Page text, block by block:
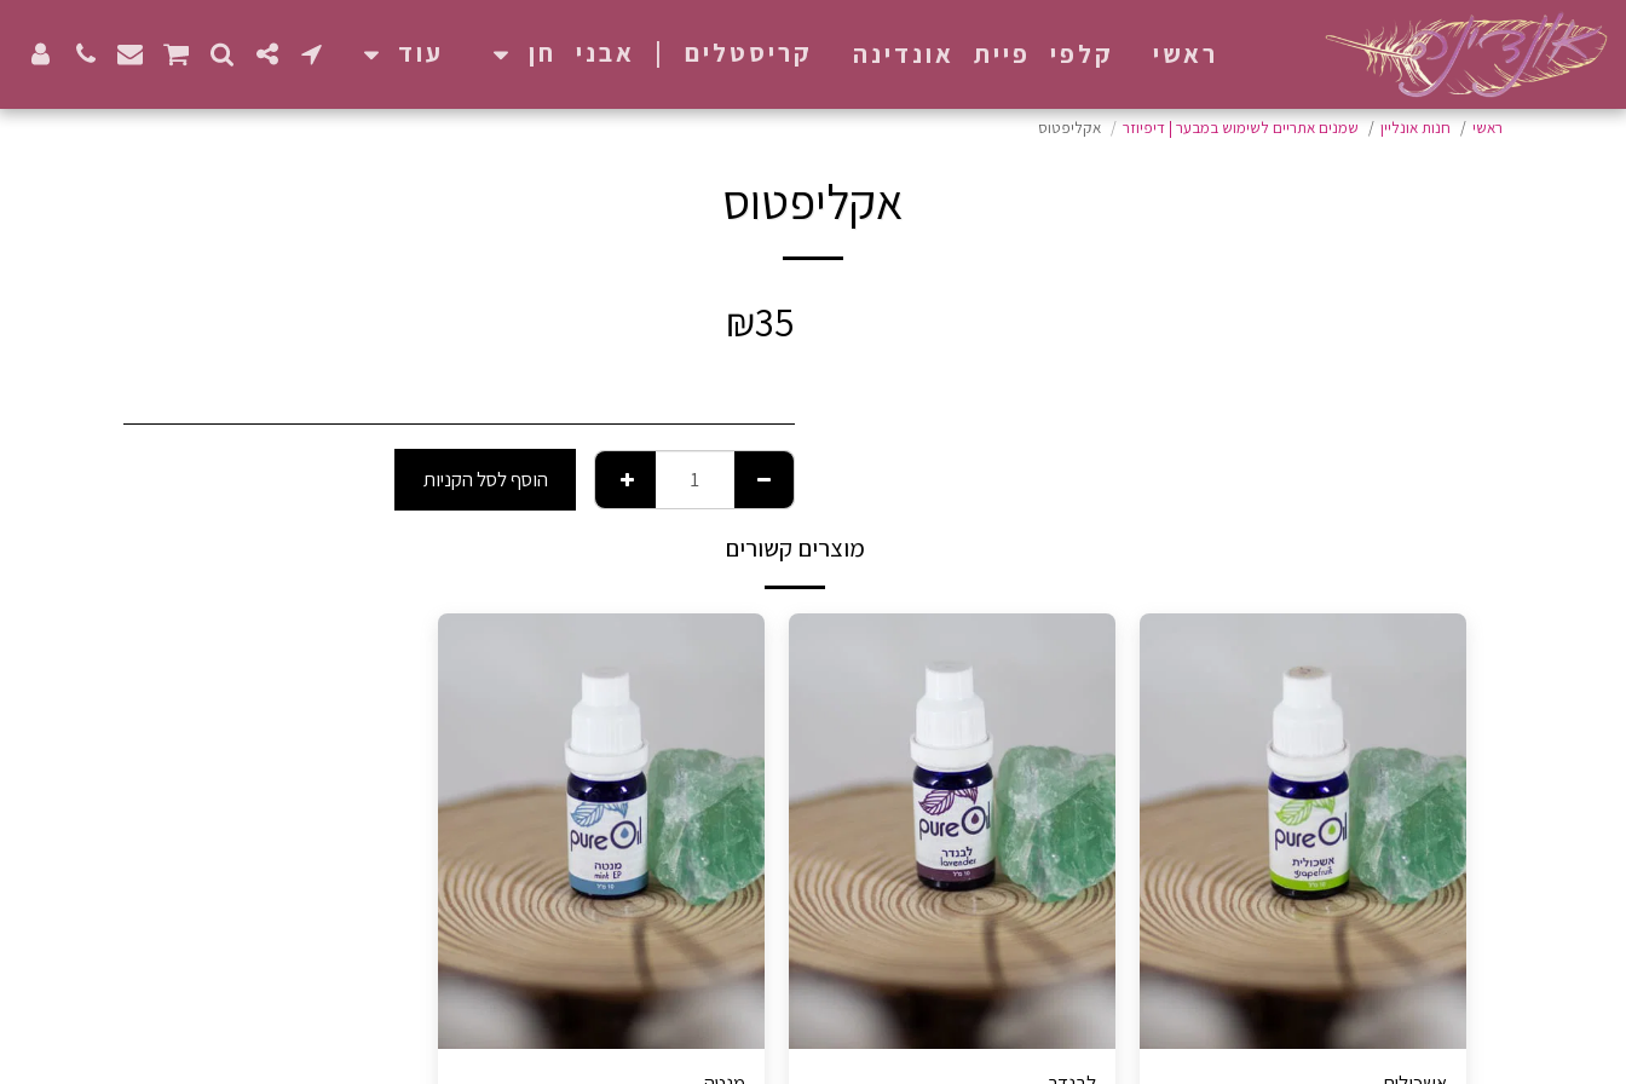
ראשי קלפי פיית אונדינה קריסטלים | אבני חן עוד
ראשי חנות אונליין שמנים אתריים לשימוש במבער | דיפיוזר אקליפטוס
אקליפטוס
₪35
הוסף לסל הקניות
מוצרים קשורים